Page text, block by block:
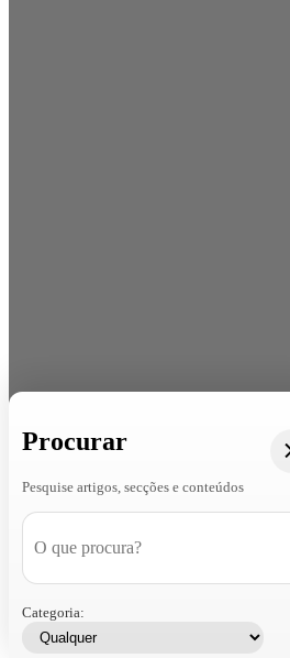
Procurar
Pesquise artigos, secções e conteúdos
Categoria: